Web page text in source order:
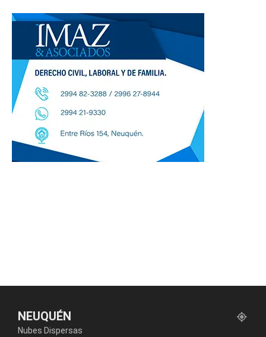
NEUQUÉN
Nubes Dispersas